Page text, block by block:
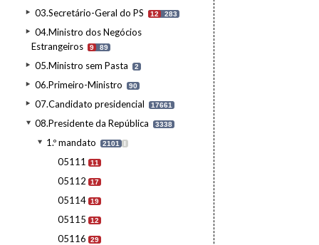
03.Secretário-Geral do PS 12 283
04.Ministro dos Negócios
Estrangeiros
9 89
05.Ministro sem Pasta 2
06.Primeiro-Ministro 90
07.Candidato presidencial 17661
08.Presidente da República 3338
1.º mandato 2101 I
05111 11
05112 17
05114 19
05115 12
05116 29